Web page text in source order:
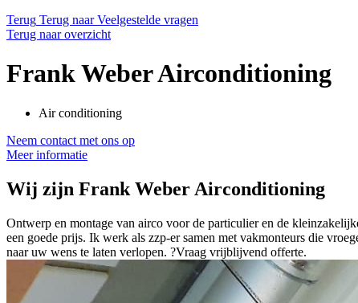
Terug Terug naar Veelgestelde vragen
Terug naar overzicht
Frank Weber Airconditioning
Air conditioning
Neem contact met ons op
Meer informatie
Wij zijn Frank Weber Airconditioning
Ontwerp en montage van airco voor de particulier en de
een goede prijs. Ik werk als zzp-er samen met vakmonteurs die
naar uw wens te laten verlopen. ?Vraag vrijblijvend offerte.